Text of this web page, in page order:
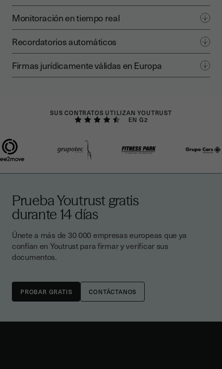
Monitoración en tiempo real
Recordatorios automáticos
Firmas jurídicamente válidas en Europa
SUS CONTRATOS UTILIZAN YOUTRUST
EN G2
Prueba Youtrust gratis
durante 14 días
Únete a más de 30 000 empresas europeas que ya
confían en Youtrust para firmar y verificar sus
documentos.
CONTÁCTANOS